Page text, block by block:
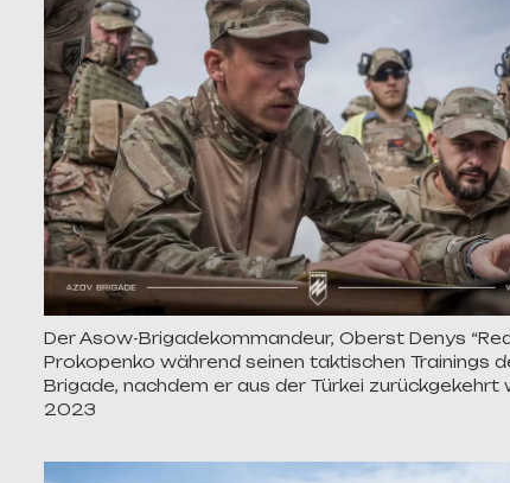
Der Asow-Brigadekommandeur, Oberst Denys
Prokopenko während seinen taktischen Trainings
Brigade, nachdem er aus der Türkei zurückgekehrt
2023